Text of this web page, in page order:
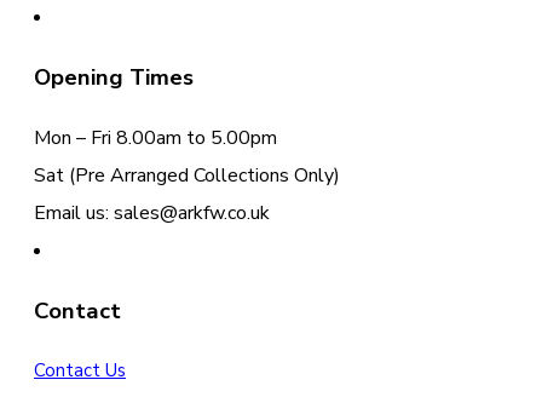
Opening Times
Mon – Fri 8.00am to 5.00pm
Sat (Pre Arranged Collections Only)
Email us: sales@arkfw.co.uk
Contact
Contact Us